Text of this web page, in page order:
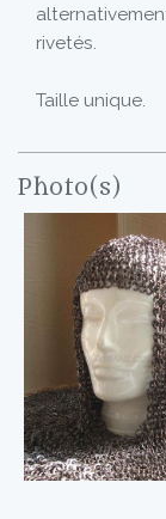
rivetés.
Taille unique.
Photo(s)